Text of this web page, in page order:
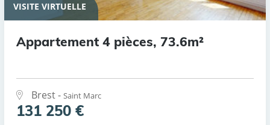
VISITE VIRTUELLE
Appartement 4 pièces, 73.6m²
Brest - Saint Marc
131 250 €